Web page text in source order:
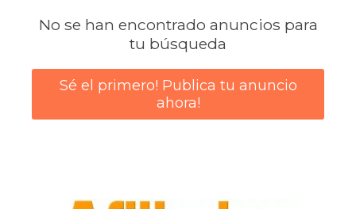
No se han encontrado anuncios para
tu búsqueda
Sé el primero! Publica tu anuncio
ahora!